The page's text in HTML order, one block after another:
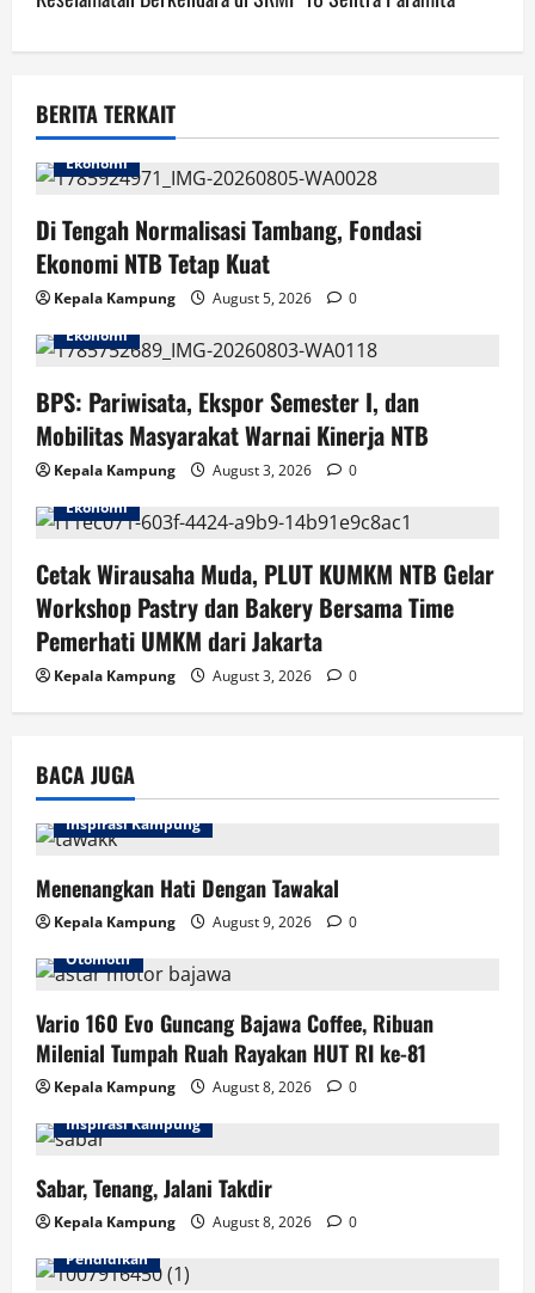
a
i
g
a
t
i
o
n
BERITA TERKAIT
Ekonomi
Di Tengah Normalisasi Tambang, Fondasi
Ekonomi NTB Tetap Kuat
Kepala Kampung August 5, 2026
0
Ekonomi
BPS: Pariwisata, Ekspor Semester I, dan
Mobilitas Masyarakat Warnai Kinerja NTB
Kepala Kampung August 3, 2026
0
Ekonomi
Cetak Wirausaha Muda, PLUT KUMKM NTB Gelar
Workshop Pastry dan Bakery Bersama Time
Pemerhati UMKM dari Jakarta
Kepala Kampung August 3, 2026 0
BACA JUGA
Inspirasi Kampung
Menenangkan Hati Dengan Tawakal
Kepala Kampung August 9, 2026
0
Otomotif
Vario 160 Evo Guncang Bajawa Coffee, Ribuan
Milenial Tumpah Ruah Rayakan HUT RI ke-81
Kepala Kampung August 8, 2026
0
Inspirasi Kampung
Sabar, Tenang, Jalani Takdir
Kepala Kampung August 8, 2026
0
Pendidikan